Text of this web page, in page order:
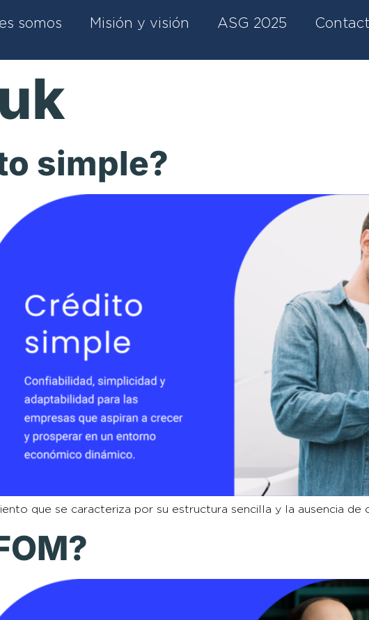
somos Misión y visión ASG 2025
simple?
que se caracteriza por su estructura sencilla y la ausencia de